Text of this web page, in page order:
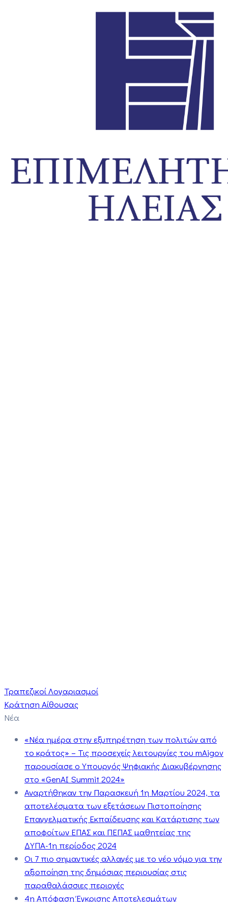
Τραπεζικοί Λογαριασμοί
Κράτηση Αίθουσας
Νέα
«Νέα ημέρα στην εξυπηρέτηση των πολιτών από
το κράτος» – Τις προσεχείς λειτουργίες του mAigov
παρουσίασε ο Υπουργός Ψηφιακής Διακυβέρνησης
στο «GenAI Summit 2024»
Αναρτήθηκαν την Παρασκευή 1η Μαρτίου 2024, τα
αποτελέσματα των εξετάσεων Πιστοποίησης
Επαγγελματικής Εκπαίδευσης και Κατάρτισης των
αποφοίτων ΕΠΑΣ και ΠΕΠΑΣ μαθητείας της
ΔΥΠΑ-1η περίοδος 2024
Οι 7 πιο σημαντικές αλλαγές με το νέο νόμο για την
αξιοποίηση της δημόσιας περιουσίας στις
παραθαλάσσιες περιοχές
4η Απόφαση Έγκρισης Αποτελεσμάτων